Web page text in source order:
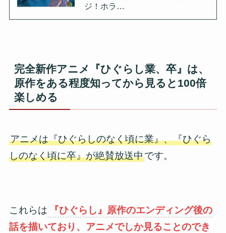
ジ！ホラ…
完全新作アニメ『ひぐらし業、卒』は、
原作をある程度知ってから見ると100倍
楽しめる
アニメは『ひぐらしのなく頃に業』、『ひぐら
しのなく頃に卒』が絶賛放送中です。
これらは
『ひぐらし』原作のエンディング後の
話を描いており、アニメでしか見ることのでき